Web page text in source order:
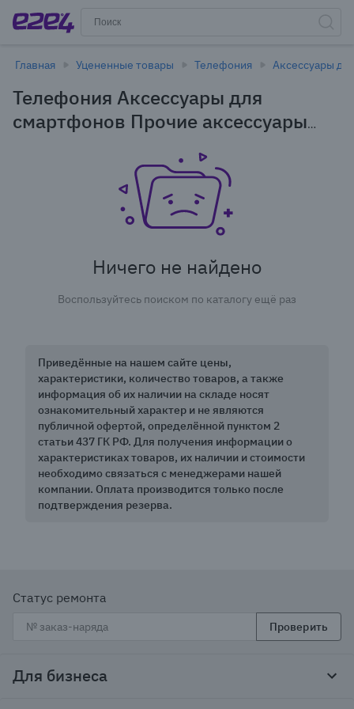
Главная Уцененные товары Телефония Аксессуары
Телефония Аксессуары для
смартфонов Прочие аксессуары
уцененные товары
Ничего не найдено
Воспользуйтесь поиском по каталогу ещё раз
Приведённые на нашем сайте цены,
характеристики, количество товаров, а также
информация об их наличии на складе носят
ознакомительный характер и не являются
публичной офертой, определённой пунктом 2
статьи 437 ГК РФ. Для получения информации о
характеристиках товаров, их наличии и стоимости
необходимо связаться с менеджерами нашей
компании. Оплата производится только после
подтверждения резерва.
Статус ремонта
Проверить
Для бизнеса